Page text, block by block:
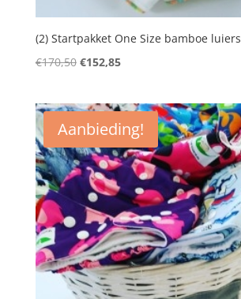
(2) Startpakket One Size bamboe luiers
€170,50 Oorspronkelijke
€170,50.
€152,85Huidige
€152,85.
Aanbieding!